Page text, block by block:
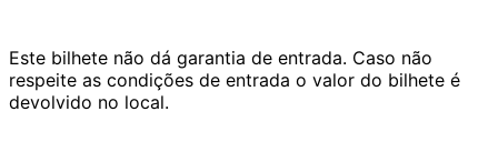
Este bilhete não dá garantia de entrada. Caso não
respeite as condições de entrada o valor do bilhete é
devolvido no local.